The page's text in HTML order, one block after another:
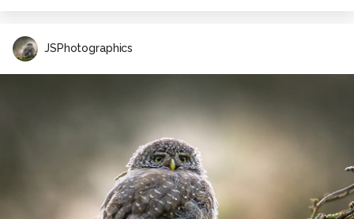
JSPhotographics